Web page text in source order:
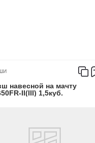
навесной на мачту
II(III) 1,5куб.